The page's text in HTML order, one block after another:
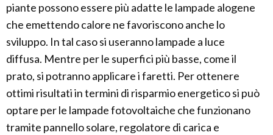
piante possono essere più adatte le lampade alogene
che emettendo calore ne favoriscono anche lo
sviluppo. In tal caso si useranno lampade a luce
diffusa. Mentre per le superfici più basse, come il
prato, si potranno applicare i faretti. Per ottenere
ottimi risultati in termini di risparmio energetico si può
optare per le lampade fotovoltaiche che funzionano
tramite pannello solare, regolatore di carica e